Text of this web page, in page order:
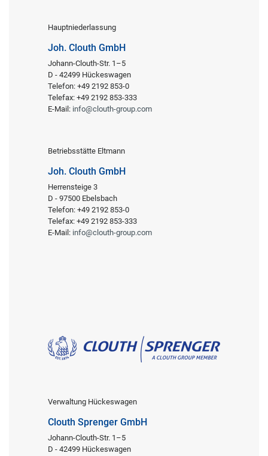
Hauptniederlassung
Joh. Clouth GmbH
Johann-Clouth-Str. 1–5
D - 42499 Hückeswagen
Telefon: +49 2192 853-0
Telefax: +49 2192 853-333
E-Mail: info@clouth-group.com
Betriebsstätte Eltmann
Joh. Clouth GmbH
Herrensteige 3
D - 97500 Ebelsbach
Telefon: +49 2192 853-0
Telefax: +49 2192 853-333
E-Mail: info@clouth-group.com
Verwaltung Hückeswagen
Clouth Sprenger GmbH
Johann-Clouth-Str. 1–5
D - 42499 Hückeswagen